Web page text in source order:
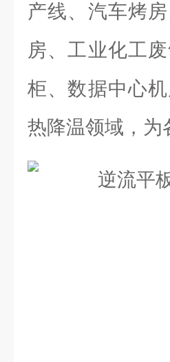
产线、汽车烤
房、工业化工
柜、数据中心
热降温领域，为